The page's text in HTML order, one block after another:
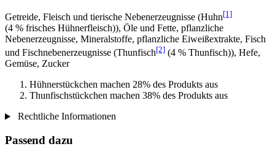
Getreide, Fleisch und tierische Nebenerzeugnisse (Huhn[1]
(4 % frisches Hühnerfleisch)), Öle und Fette, pflanzliche
Nebenerzeugnisse, Mineralstoffe, pflanzliche Eiweißextrakte, Fisch
und Fischnebenerzeugnisse (Thunfisch[2] (4 % Thunfisch)), Hefe,
Gemüse, Zucker
Hühnerstückchen machen 28% des Produkts aus
Thunfischstückchen machen 38% des Produkts aus
Rechtliche Informationen
Passend dazu